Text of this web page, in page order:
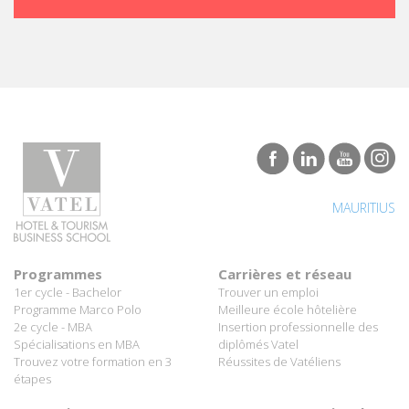
MAURITIUS
Programmes
1er cycle - Bachelor
Programme Marco Polo
2e cycle - MBA
Spécialisations en MBA
Trouvez votre formation en 3
étapes
Carrières et réseau
Trouver un emploi
Meilleure école hôtelière
Insertion professionnelle des
diplômés Vatel
Réussites de Vatéliens